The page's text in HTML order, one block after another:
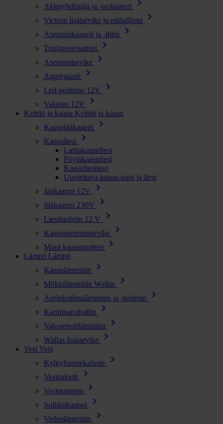
Akkuyhdistäjä ja -isolaattori chevron_right
Victron lisätarvike ja etähallinta chevron_right
Asennuskaapeli ja -liitin chevron_right
Tuuligeneraattori chevron_right
Asennustarvike chevron_right
Aggregaatti chevron_right
Led-polttimo 12V chevron_right
Valaisin 12V chevron_right
Keittiö ja kaasu Keittiö ja kaasu
Kaasujääkaappi
chevron_right
Kaasuliesi chevron_right
Lattiakaasuliesi
Pöytäkaasuliesi
Kaasuliesitaso
Upotettava kaasu-uuni ja liesi
Jääkaappi 12V
chevron_right
Jääkaappi 230V chevron_right
Liesituuletin 12 V chevron_right
Kaasuasennustarvike chevron_right
Muut kaasutuotteet chevron_right
Lämpö Lämpö
Kaasulämmitin
chevron_right
Mökkilämmitin Wallas chevron_right
Aurinkoilmalämmitin ja -tuuletin chevron_right
Kamiinapuhallin chevron_right
Valopetrolilämmitin chevron_right
Wallas lisätarvike chevron_right
Vesi Vesi
Kylpyhuonekaluste
chevron_right
Vesipaketit chevron_right
Vesipumppu chevron_right
Suihkukaappi chevron_right
Vedenlämmitin chevron_right